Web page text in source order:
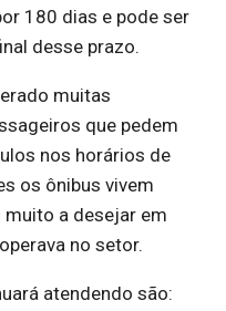
180 dias e pode ser
desse prazo.
muitas
que pedem
nos horários de
os ônibus vivem
a desejar em
no setor.
atendendo são: